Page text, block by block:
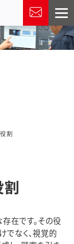
割
在です。その役
でなく、視覚的